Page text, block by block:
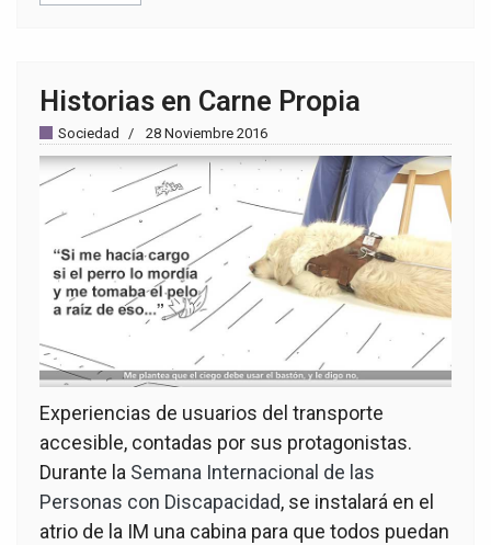
Historias en Carne Propia
Sociedad 28 Noviembre 2016
Experiencias de usuarios del transporte
accesible, contadas por sus protagonistas.
Durante la Semana Internacional de las
Personas con Discapacidad, se instalará en el
atrio de la IM una cabina para que todos puedan